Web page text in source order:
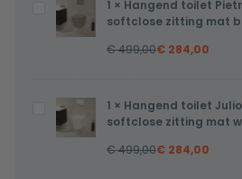
49x37x37cm
inclusief
softclose
zwart
49x37x37cm
Hangend
toilet
inclusief
softclose
zitting
1 × Hangend toilet
softclose zitting mat
€499,00€ 284,00
Hangend
toilet
1 × Hangend toilet
softclose zitting mat
€499,00€ 284,00